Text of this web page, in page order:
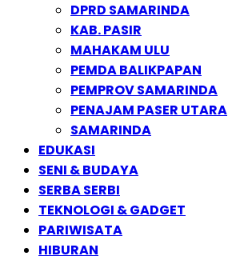
DPRD SAMARINDA
KAB. PASIR
MAHAKAM ULU
PEMDA BALIKPAPAN
PEMPROV SAMARINDA
PENAJAM PASER UTARA
SAMARINDA
EDUKASI
SENI & BUDAYA
SERBA SERBI
TEKNOLOGI & GADGET
PARIWISATA
HIBURAN